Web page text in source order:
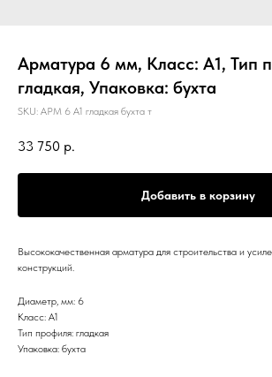
Арматура 6 мм, Класс: А1, Тип
гладкая, Упаковка: бухта
SKU: АРМ 6 А1 гладкая бухта т
33 750 р.
Добавить в корзину
Высококачественная арматура для строительства и
конструкций.
Диаметр, мм: 6
Класс: А1
Тип профиля: гладкая
Упаковка: бухта